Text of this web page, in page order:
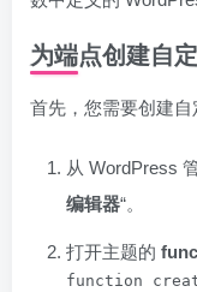
为端点创建自
首先，您需要创建自
从 WordPress
编辑器“。
打开主题的
function